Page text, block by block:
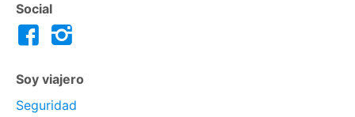
Social
Soy viajero
Seguridad